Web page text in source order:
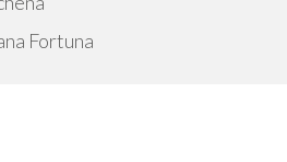
Fortuna